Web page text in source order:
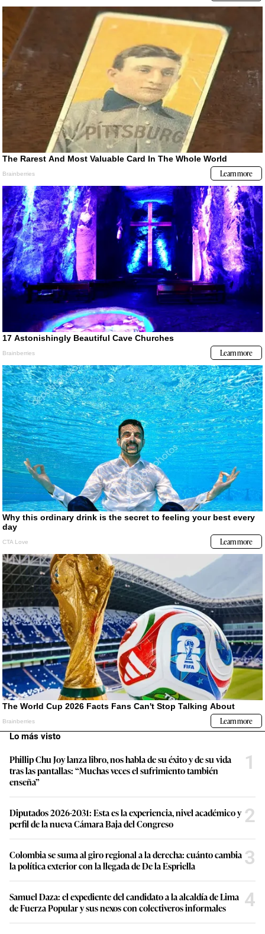
Lo más visto
Phillip Chu Joy lanza libro, nos habla de su éxito y de su vida
tras las pantallas: “Muchas veces el sufrimiento también
enseña”
1
Diputados 2026-2031: Esta es la experiencia, nivel académico y
perfil de la nueva Cámara Baja del Congreso
2
Colombia se suma al giro regional a la derecha: cuánto cambia
la política exterior con la llegada de De la Espriella
3
Samuel Daza: el expediente del candidato a la alcaldía de Lima
de Fuerza Popular y sus nexos con colectiveros informales
4